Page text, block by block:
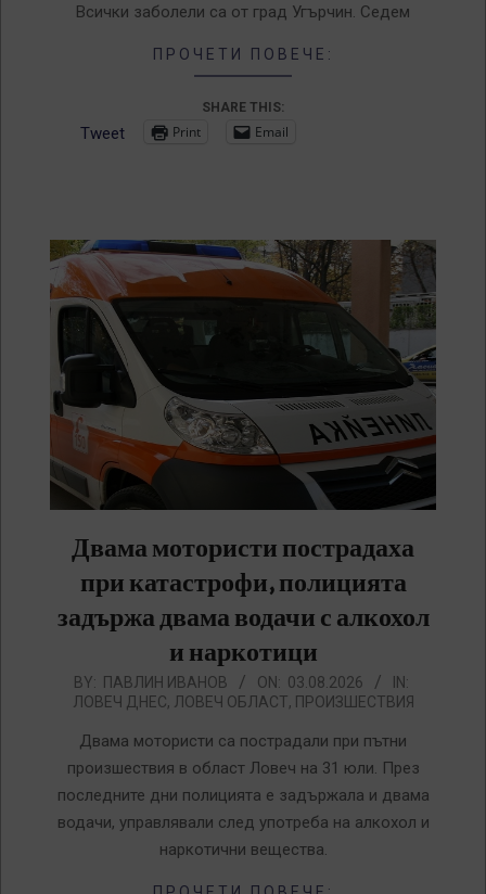
Всички заболели са от град Угърчин. Седем
ПРОЧЕТИ ПОВЕЧЕ:
SHARE THIS:
Tweet Print Email
Двама мотористи пострадаха
при катастрофи, полицията
задържа двама водачи с алкохол
и наркотици
2026-
BY: ПАВЛИН ИВАНОВ ON: 03.08.2026
IN:
ЛОВЕЧ ДНЕС, ЛОВЕЧ ОБЛАСТ, ПРОИЗШЕСТВИЯ
Двама мотористи са пострадали при пътни
произшествия в област Ловеч на 31 юли. През
последните дни полицията е задържала и двама
водачи, управлявали след употреба на алкохол и
наркотични вещества.